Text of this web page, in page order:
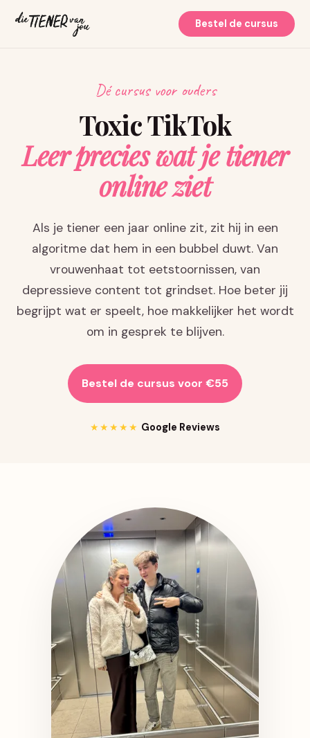
Bestel de cursus
Dé cursus voor ouders
Toxic TikTok
Leer precies wat je tiener
online ziet
Als je tiener een jaar online zit, zit hij in een
algoritme dat hem in een bubbel duwt. Van
vrouwenhaat tot eetstoornissen, van
depressieve content tot grindset. Hoe beter jij
begrijpt wat er speelt, hoe makkelijker het wordt
om in gesprek te blijven.
Bestel de cursus voor €55
★★★★★ Google Reviews